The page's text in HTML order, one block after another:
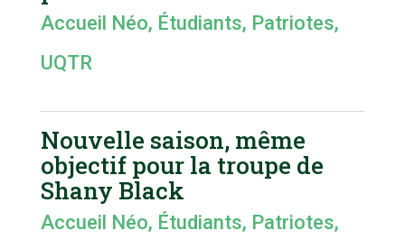
Accueil Néo, Étudiants, Patriotes,
UQTR
Nouvelle saison, même
objectif pour la troupe de
Shany Black
Accueil Néo, Étudiants, Patriotes,